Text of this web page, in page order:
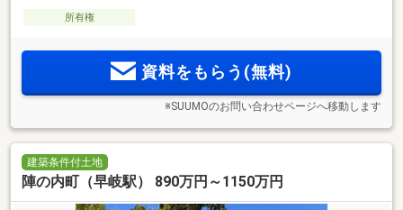
所有権
資料をもらう(無料)
※SUUMOのお問い合わせページへ移動します
建築条件付土地
陣の内町（早岐駅） 890万円～1150万円